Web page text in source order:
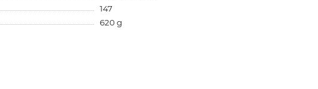
147
620 g